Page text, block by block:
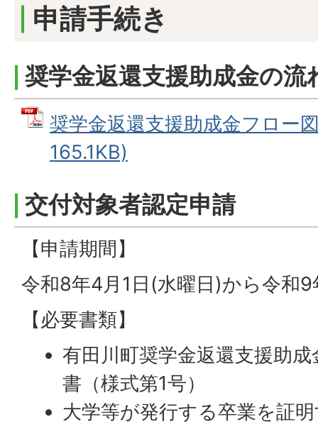
申請手続き
奨学金返還支援助成金の流
奨学金返還支援助成金フロー
165.1KB)
交付対象者認定申請
【申請期間】
令和8年4月1日(水曜日)から令和
【必要書類】
有田川町奨学金返還支援助
書（様式第1号）
大学等が発行する卒業を証